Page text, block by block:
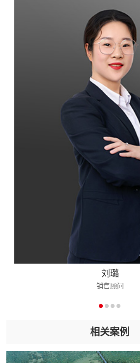
刘璐
销售顾问
相关案例